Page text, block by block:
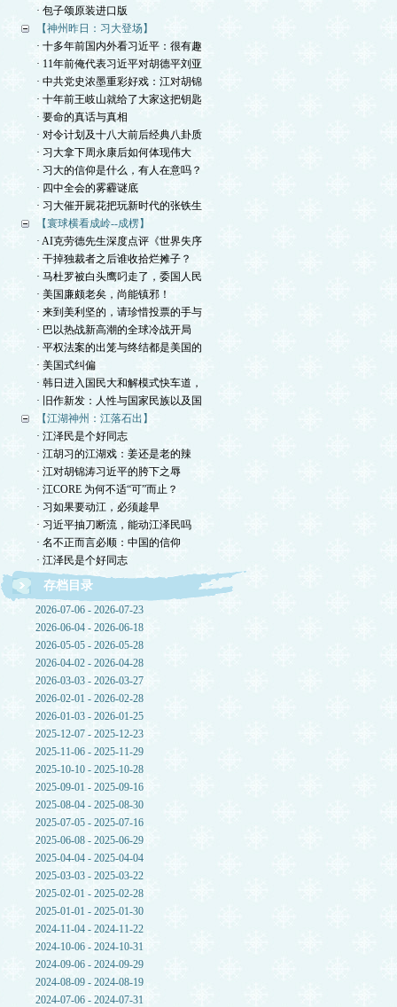
· 包子颂原装进口版
【神州昨日：习大登场】
· 十多年前国内外看习近平：很有趣
· 11年前俺代表习近平对胡德平刘亚
· 中共党史浓墨重彩好戏：江对胡锦
· 十年前王岐山就给了大家这把钥匙
· 要命的真话与真相
· 对令计划及十八大前后经典八卦质
· 习大拿下周永康后如何体现伟大
· 习大的信仰是什么，有人在意吗？
· 四中全会的雾霾谜底
· 习大催开屍花把玩新时代的张铁生
【寰球横看成岭--成楞】
· AI克劳德先生深度点评《世界失序
· 干掉独裁者之后谁收拾烂摊子？
· 马杜罗被白头鹰叼走了，委国人民
· 美国廉颇老矣，尚能镇邪！
· 来到美利坚的，请珍惜投票的手与
· 巴以热战新高潮的全球冷战开局
· 平权法案的出笼与终结都是美国的
· 美国式纠偏
· 韩日进入国民大和解模式快车道，
· 旧作新发：人性与国家民族以及国
【江湖神州：江落石出】
· 江泽民是个好同志
· 江胡习的江湖戏：姜还是老的辣
· 江对胡锦涛习近平的胯下之辱
· 江CORE 为何不适“可”而止？
· 习如果要动江，必须趁早
· 习近平抽刀断流，能动江泽民吗
· 名不正而言必顺：中国的信仰
· 江泽民是个好同志
存档目录
2026-07-06 - 2026-07-23
2026-06-04 - 2026-06-18
2026-05-05 - 2026-05-28
2026-04-02 - 2026-04-28
2026-03-03 - 2026-03-27
2026-02-01 - 2026-02-28
2026-01-03 - 2026-01-25
2025-12-07 - 2025-12-23
2025-11-06 - 2025-11-29
2025-10-10 - 2025-10-28
2025-09-01 - 2025-09-16
2025-08-04 - 2025-08-30
2025-07-05 - 2025-07-16
2025-06-08 - 2025-06-29
2025-04-04 - 2025-04-04
2025-03-03 - 2025-03-22
2025-02-01 - 2025-02-28
2025-01-01 - 2025-01-30
2024-11-04 - 2024-11-22
2024-10-06 - 2024-10-31
2024-09-06 - 2024-09-29
2024-08-09 - 2024-08-19
2024-07-06 - 2024-07-31